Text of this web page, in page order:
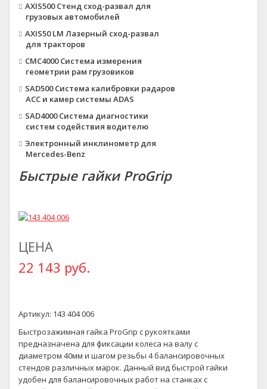
AXIS500 Стенд сход-развал для
грузовых автомобилей
AXIS50 LM Лазерный сход-развал
для тракторов
CMC4000 Система измерения
геометрии рам грузовиков
SAD500 Система калибровки радаров
ACC и камер системы ADAS
SAD4000 Система диагностики
систем содействия водителю
Электронный инклинометр для
Mercedes-Benz
Быстрые гайки ProGrip
ЦЕНА
22 143 руб.
Артикул: 143 404 006
Быстрозажимная гайка ProGrip с рукоятками
предназначена для фиксации колеса на валу с
диаметром 40мм и шагом резьбы 4 балансировочных
стендов различных марок. Данный вид быстрой гайки
удобен для балансировочных работ на станках с